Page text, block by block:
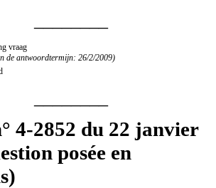
vraag
de antwoordtermijn: 26/2/2009)
4-2852 du 22 janvier
posée en